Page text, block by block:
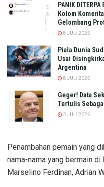
PANIK
Kolom
Gelombang
8 JULI 2026
Piala Dunia
Usai
Argentina
8 JULI 2026
Geger! Data
Tertulis
3 JULI 2026
Penambahan pemain yang
nama-nama yang bermain di
Marselino Ferdinan, Adrian